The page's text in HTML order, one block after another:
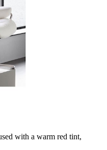
with a warm red tint,